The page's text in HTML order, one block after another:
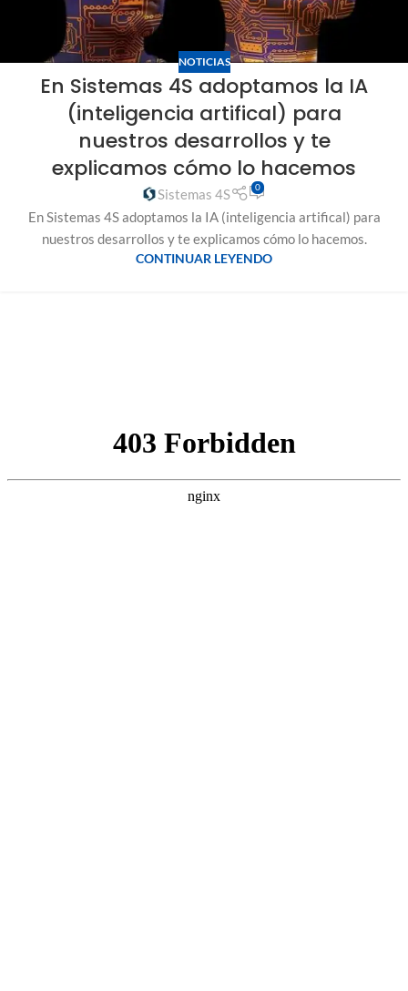
NOTICIAS
En Sistemas 4S adoptamos la IA
(inteligencia artifical) para
nuestros desarrollos y te
explicamos cómo lo hacemos
Sistemas 4S 0
En Sistemas 4S adoptamos la IA (inteligencia artifical) para
nuestros desarrollos y te explicamos cómo lo hacemos.
CONTINUAR LEYENDO